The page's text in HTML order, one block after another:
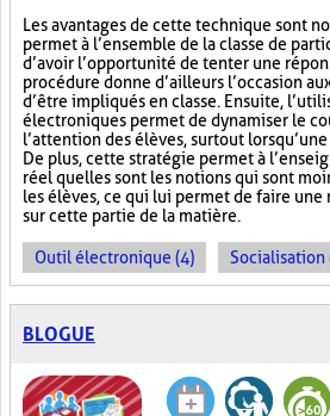
Les avantages de cette technique sont
permet à l’ensemble de la classe de
d’avoir l’opportunité de tenter une
procédure donne d’ailleurs l’occasion
d’être impliqués en classe. Ensuite,
électroniques permet de dynamiser le
l’attention des élèves, surtout
De plus, cette stratégie permet à
réel quelles sont les notions qui sont
les élèves, ce qui lui permet de faire
sur cette partie de la matière.
Outil électronique (4) Socialisation
BLOGUE